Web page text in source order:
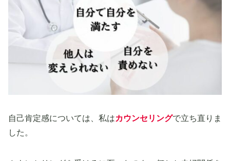
自己肯定感については、私はカウンセリングで立ち直りま
した。